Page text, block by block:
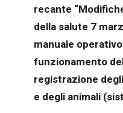
recante
della salute 7
manuale
funzionamento
registrazione
e degli animali